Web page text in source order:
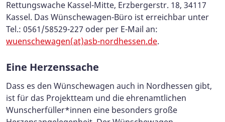
Rettungswache Kassel-Mitte, Erzbergerstr. 18, 34117
Kassel. Das Wünschewagen-Büro ist erreichbar unter
Tel.: 0561/58529-227 oder per E-Mail an:
wuenschewagen(at)asb-nordhessen.de.
Eine Herzenssache
Dass es den Wünschewagen auch in Nordhessen gibt,
ist für das Projektteam und die ehrenamtlichen
Wunscherfüller*innen eine besonders große